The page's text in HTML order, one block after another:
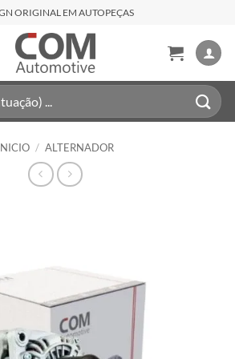
ORIGINAL EM AUTOPEÇAS
/ ALTERNADOR